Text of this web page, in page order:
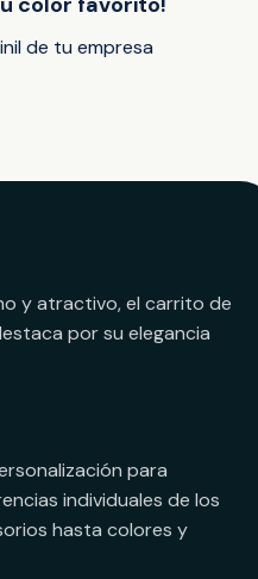
de tu empresa
y atractivo, el carrito de
por su elegancia
para
individuales de los
hasta colores y